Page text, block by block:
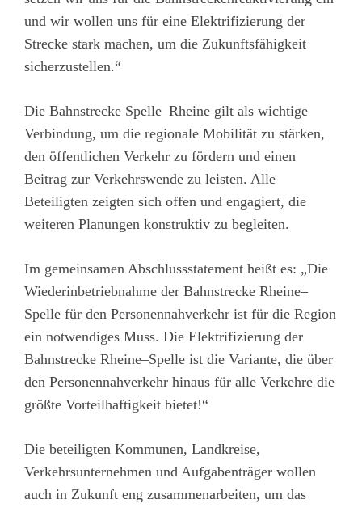
und wir wollen uns für eine Elektrifizierung der
Strecke stark machen, um die Zukunftsfähigkeit
sicherzustellen.“
Die Bahnstrecke Spelle–Rheine gilt als wichtige
Verbindung, um die regionale Mobilität zu stärken,
den öffentlichen Verkehr zu fördern und einen
Beitrag zur Verkehrswende zu leisten. Alle
Beteiligten zeigten sich offen und engagiert, die
weiteren Planungen konstruktiv zu begleiten.
Im gemeinsamen Abschlussstatement heißt es: „Die
Wiederinbetriebnahme der Bahnstrecke Rheine–
Spelle für den Personennahverkehr ist für die Region
ein notwendiges Muss. Die Elektrifizierung der
Bahnstrecke Rheine–Spelle ist die Variante, die über
den Personennahverkehr hinaus für alle Verkehre die
größte Vorteilhaftigkeit bietet!“
Die beteiligten Kommunen, Landkreise,
Verkehrsunternehmen und Aufgabenträger wollen
auch in Zukunft eng zusammenarbeiten, um das